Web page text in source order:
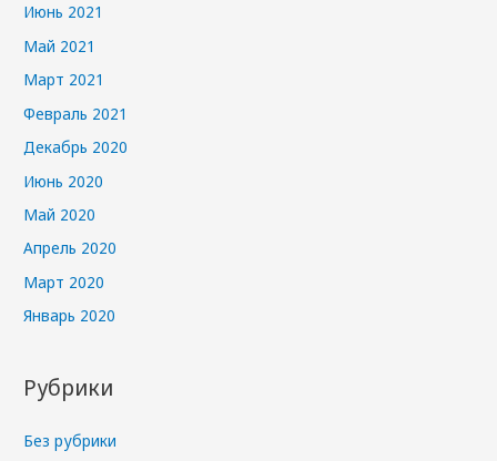
Июнь 2021
Май 2021
Март 2021
Февраль 2021
Декабрь 2020
Июнь 2020
Май 2020
Апрель 2020
Март 2020
Январь 2020
Рубрики
Без рубрики